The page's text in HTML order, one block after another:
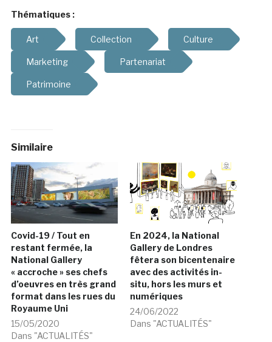
Thématiques :
Art Collection Culture
Marketing Partenariat
Patrimoine
Similaire
Covid-19 / Tout en
restant fermée, la
National Gallery
« accroche » ses chefs
d’oeuvres en très grand
format dans les rues du
Royaume Uni
15/05/2020
Dans "ACTUALITÉS"
En 2024, la National
Gallery de Londres
fêtera son bicentenaire
avec des activités in-
situ, hors les murs et
numériques
24/06/2022
Dans "ACTUALITÉS"